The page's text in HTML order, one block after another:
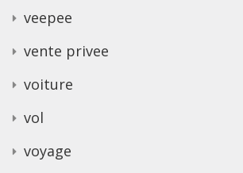
veepee
vente privee
voiture
vol
voyage